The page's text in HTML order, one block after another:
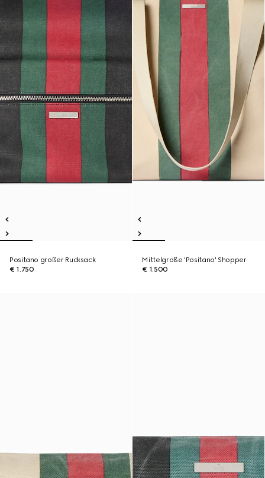
Positano großer Rucksack
€ 1.750
Mittelgroße 'Positano' Shopper
€ 1.500